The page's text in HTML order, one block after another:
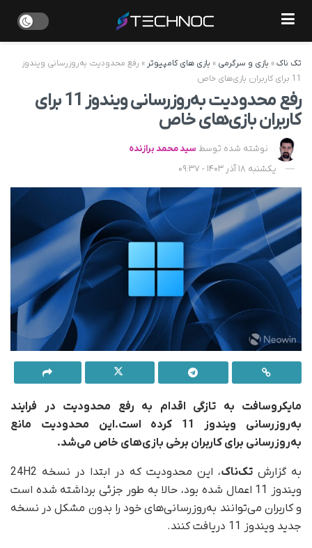
تک ناک» بازی و سرگرمی » بازی های کامپیوتر » رفع محدودیت به‌روزرسانی ویندوز
11 برای کاربران بازی‌های خاص
رفع محدودیت به‌روزرسانی ویندوز 11 برای
کاربران بازی‌های خاص
نوشته شده توسط سید محمد برازنده
یکشنبه 18 آذر 1403 - 09:37
مایکروسافت به تازگی اقدام به رفع محدودیت در فرایند
به‌روزرسانی ویندوز 11 کرده است.این محدودیت مانع
به‌روزرسانی برای کاربران برخی بازی‌های خاص می‌شد.
به گزارش تک‌ناک
، این محدودیت که در ابتدا در نسخه 24H2
ویندوز 11 اعمال شده بود، حالا به‌ طور جزئی برداشته شده است
و کاربران می‌توانند به‌روزرسانی‌های خود را بدون مشکل در نسخه
جدید ویندوز 11 دریافت کنند.